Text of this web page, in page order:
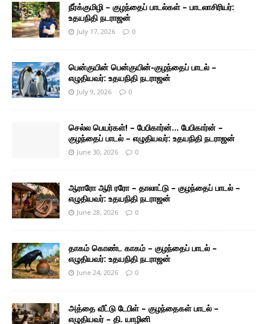
நீர்க்குமிழி – குழந்தைப் பாடல்கள் – பாடலாசிரியர்:
உதயநிதி நடராஜன்
July 17, 2026 0
பென்குயின் பென்குயின்-குழந்தைப் பாடல் –
எழுதியவர்: உதயநிதி நடராஜன்
July 9, 2026 0
செல்ல பெயர்கள்! – பேபிகார்ன்… பேபிகார்ன் –
குழந்தைப் பாடல் – எழுதியவர்: உதயநிதி நடராஜன்
June 30, 2026 0
ஆராரோ ஆரி ரரோ – தாலாட்டு – குழந்தைப் பாடல் –
எழுதியவர்: உதயநிதி நடராஜன்
June 28, 2026 0
தாகம் கொண்ட காகம் – குழந்தைப் பாடல் –
எழுதியவர்: உதயநிதி நடராஜன்
June 24, 2026 0
அத்தை வீட்டு டேபிள் – குழந்தைகள் பாடல் –
எழுதியவர் – தி. யாழினி